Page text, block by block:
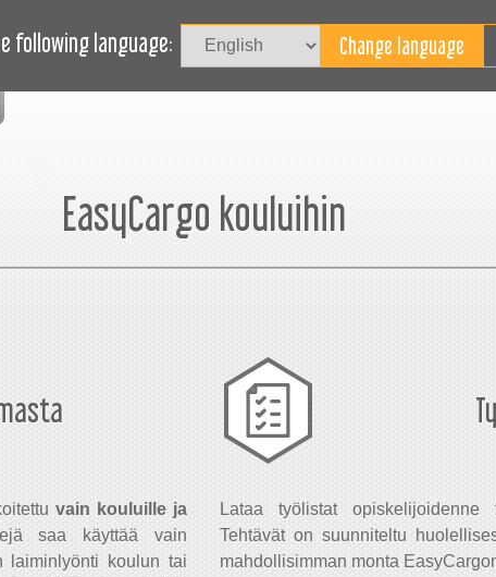
following language:
TARVITSETKO APUA?
EasyCargo kouluihin
vain kouluille ja
saa käyttää vain
laiminlyönti koulun tai
Lataa työlistat opiskelijoidenne
Tehtävät on suunniteltu
mahdollisimman monta